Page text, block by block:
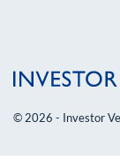
© 2026 - Investor